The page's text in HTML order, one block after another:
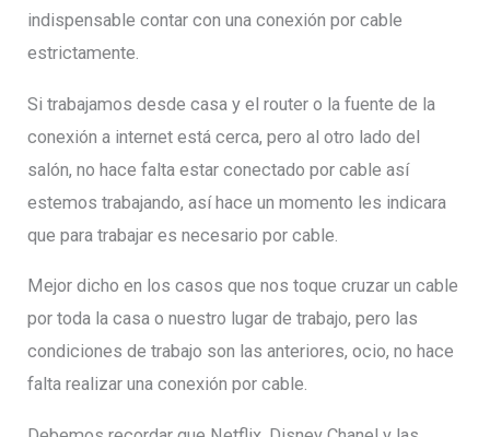
indispensable contar con una conexión por cable
estrictamente.
Si trabajamos desde casa y el router o la fuente de la
conexión a internet está cerca, pero al otro lado del
salón, no hace falta estar conectado por cable así
estemos trabajando, así hace un momento les indicara
que para trabajar es necesario por cable.
Mejor dicho en los casos que nos toque cruzar un cable
por toda la casa o nuestro lugar de trabajo, pero las
condiciones de trabajo son las anteriores, ocio, no hace
falta realizar una conexión por cable.